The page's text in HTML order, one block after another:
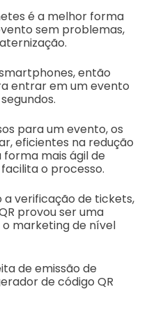
é a melhor forma
sem problemas,
então
entrar em um evento
para um evento, os
eficientes na redução
mais ágil de
o processo.
verificação de tickets,
provou ser uma
marketing de nível
de emissão de
de código QR